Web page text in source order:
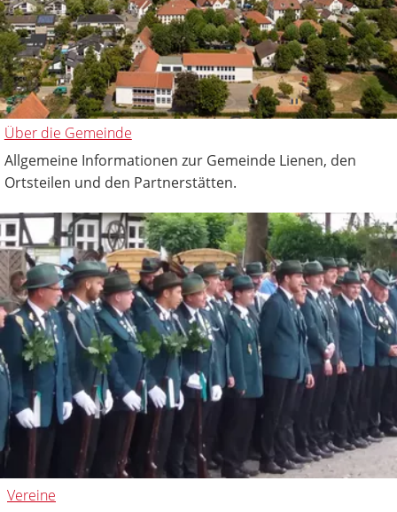
Über die Gemeinde
Allgemeine Informationen zur Gemeinde Lienen, den
Ortsteilen und den Partnerstätten.
Vereine